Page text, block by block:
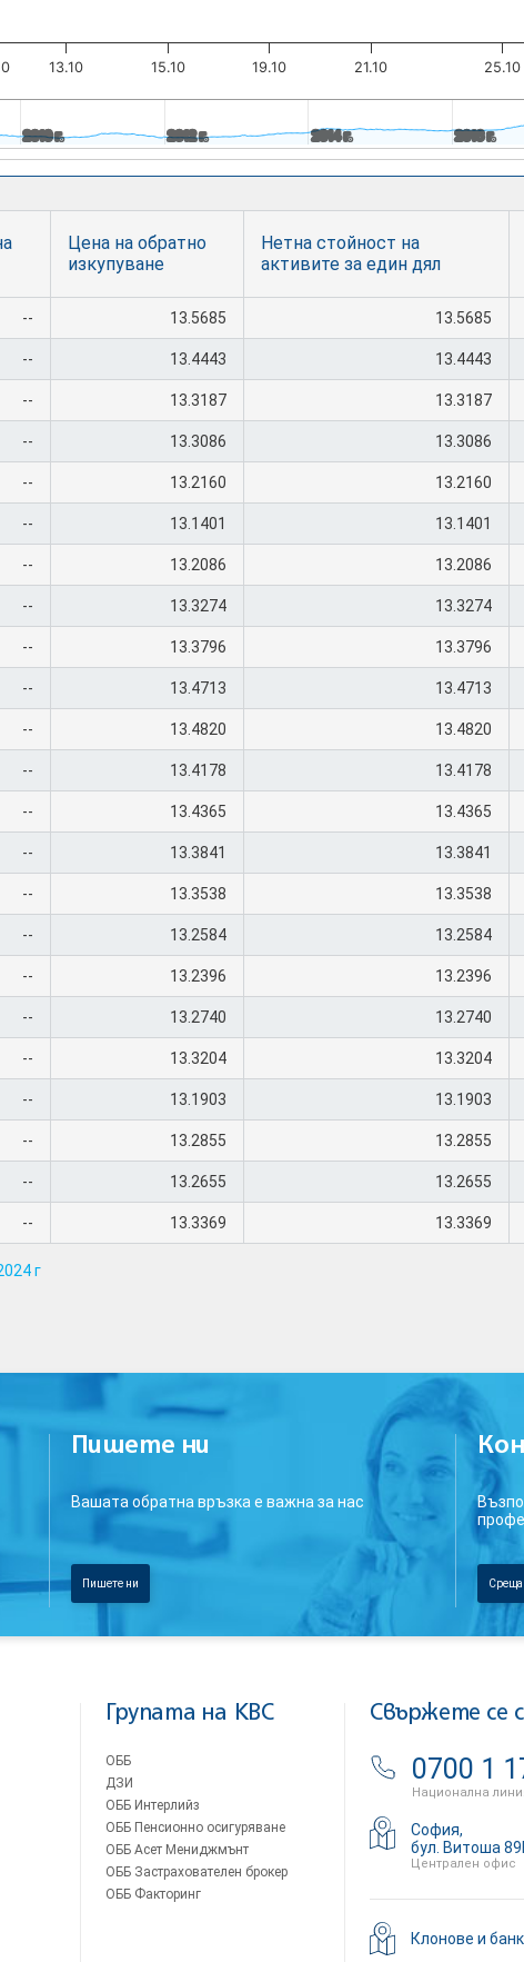
13.10 15.10 19.10 21.10 25.10
2010 г.
2010 г. 2012 г.
2012 г. 2014 г.
2014 г. 2016 г.
2016 г.
Цена на обратно
изкупуване
Нетна стойност на
активите за един дял
-- 13.5685 13.5685
-- 13.4443 13.4443
-- 13.3187 13.3187
-- 13.3086 13.3086
-- 13.2160 13.2160
-- 13.1401 13.1401
-- 13.2086 13.2086
-- 13.3274 13.3274
-- 13.3796 13.3796
-- 13.4713 13.4713
-- 13.4820 13.4820
-- 13.4178 13.4178
-- 13.4365 13.4365
-- 13.3841 13.3841
-- 13.3538 13.3538
-- 13.2584 13.2584
-- 13.2396 13.2396
-- 13.2740 13.2740
-- 13.3204 13.3204
-- 13.1903 13.1903
-- 13.2855 13.2855
-- 13.2655 13.2655
-- 13.3369 13.3369
г
Пишете ни
Вашата обратна връзка е важна за нас
Пишете ни Среща
Групата на KBC
ОББ
ДЗИ
ОББ Интерлийз
ОББ Пенсионно осигуряване
ОББ Асет Мениджмънт
ОББ Застрахователен брокер
ОББ Факторинг
Свържете се
0700 1
Национална
София,
бул. Витоша
Централен офис
Клонове и